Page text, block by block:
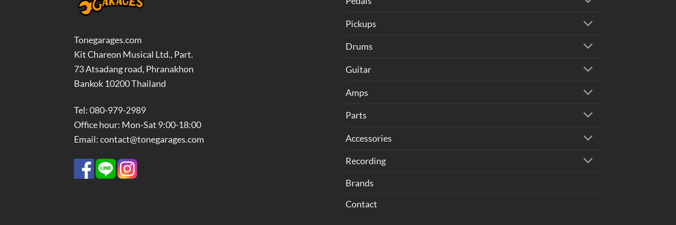
Tonegarages.com
Kit Chareon Musical Ltd., Part.
73 Atsadang road, Phranakhon
Bankok 10200 Thailand
Tel: 080-979-2989
Office hour: Mon-Sat 9:00-18:00
Email: contact@tonegarages.com
Pickups
Drums
Guitar
Amps
Parts
Accessories
Recording
Brands
Contact